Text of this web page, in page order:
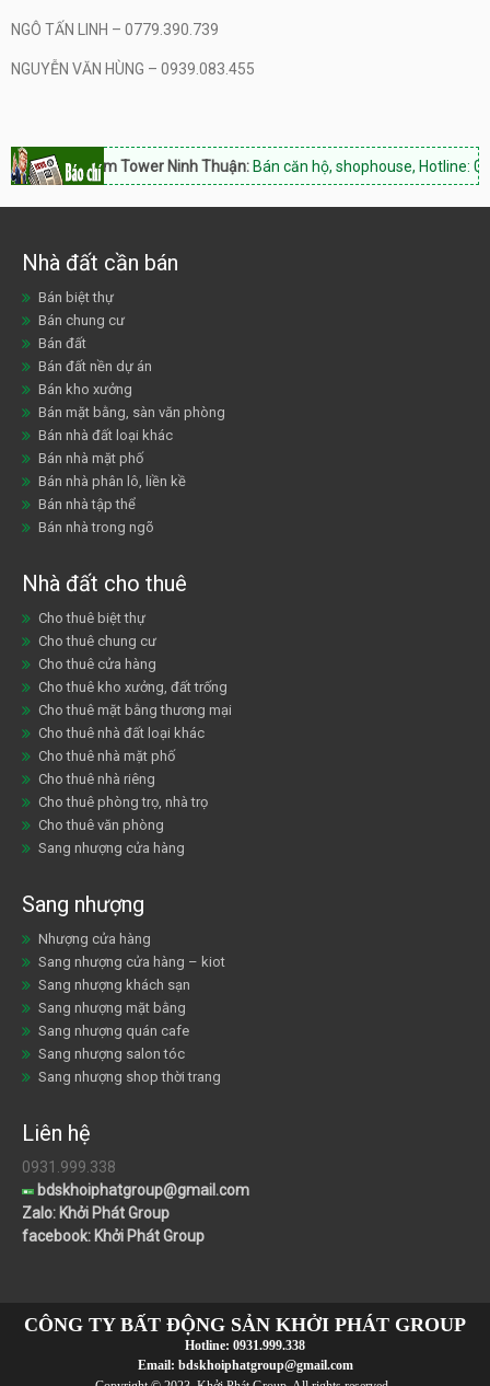
NGÔ TẤN LINH – 0779.390.739
NGUYỄN VĂN HÙNG – 0939.083.455
Hacom Tower Ninh Thuận:Bán căn hộ, shophouse, Hotline:
Nhà đất cần bán
Bán biệt thự
Bán chung cư
Bán đất
Bán đất nền dự án
Bán kho xưởng
Bán mặt bằng, sàn văn phòng
Bán nhà đất loại khác
Bán nhà mặt phố
Bán nhà phân lô, liền kề
Bán nhà tập thể
Bán nhà trong ngõ
Nhà đất cho thuê
Cho thuê biệt thự
Cho thuê chung cư
Cho thuê cửa hàng
Cho thuê kho xưởng, đất trống
Cho thuê mặt bằng thương mại
Cho thuê nhà đất loại khác
Cho thuê nhà mặt phố
Cho thuê nhà riêng
Cho thuê phòng trọ, nhà trọ
Cho thuê văn phòng
Sang nhượng cửa hàng
Sang nhượng
Nhượng cửa hàng
Sang nhượng cửa hàng – kiot
Sang nhượng khách sạn
Sang nhượng mặt bằng
Sang nhượng quán cafe
Sang nhượng salon tóc
Sang nhượng shop thời trang
Liên hệ
0931.999.338
bdskhoiphatgroup@gmail.com
Zalo: Khởi Phát Group
facebook: Khởi Phát Group
CÔNG TY BẤT ĐỘNG SẢN KHỞI PHÁT GROUP
Hotline: 0931.999.338
Email: bdskhoiphatgroup@gmail.com